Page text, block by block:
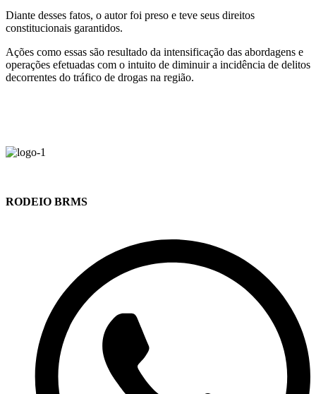
Diante desses fatos, o autor foi preso e teve seus direitos
constitucionais garantidos.
Ações como essas são resultado da intensificação das abordagens e
operações efetuadas com o intuito de diminuir a incidência de delitos
decorrentes do tráfico de drogas na região.
RODEIO BRMS